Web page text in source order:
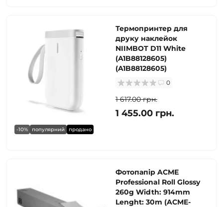
-10% популярний продано
Термопринтер для
друку наклейок
NIIMBOT D11 White
(A1B88128605)
(A1B88128605)
0
1 617.00 грн.
1 455.00 грн.
Фотопапір ACME
Professional Roll Glossy
260g Width: 914mm
Lenght: 30m (ACME-